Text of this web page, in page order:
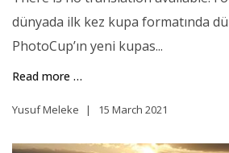
dünyada ilk kez kupa formatında
PhotoCup’ın yeni kupas...
Read more …
Yusuf Meleke 15 March 2021